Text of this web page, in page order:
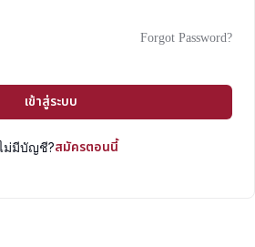
Forgot Password?
เข้าสู่ระบบ
ม่มีบัญชี?สมัครตอนนี้